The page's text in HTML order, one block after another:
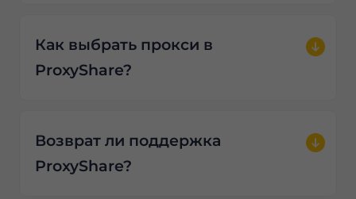
Как выбрать прокси в
ProxyShare?
Возврат ли поддержка
ProxyShare?